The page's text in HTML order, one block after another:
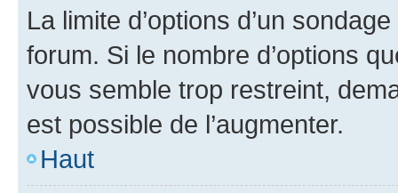
La limite d’options d’un
forum. Si le nombre d’options
vous semble trop restreint,
est possible de l’augmenter.
Haut